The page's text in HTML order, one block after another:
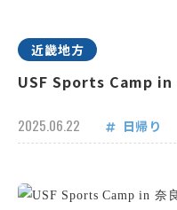
近畿地方
USF Sports Camp
2025.06.22 日帰り